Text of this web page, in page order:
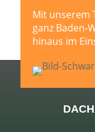
Mit unserem
ganz
hinaus im